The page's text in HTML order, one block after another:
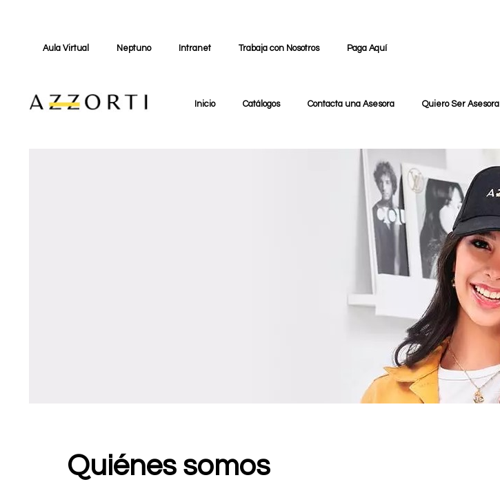
Aula Virtual Neptuno Intranet Trabaja con Nosotros Paga Aquí
Inicio Catálogos Contacta una Asesora Quiero Ser Asesora
Quiénes somos